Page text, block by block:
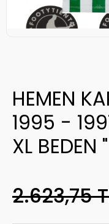
HEMEN
1995 -
XL BEDEN "
2.623,75